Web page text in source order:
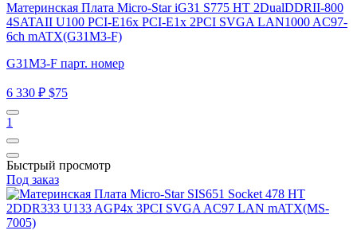
Материнская Плата Micro-Star iG31 S775 HT 2DualDDRII-800
4SATAII U100 PCI-E16x PCI-E1x 2PCI SVGA LAN1000 AC97-
6ch mATX(G31M3-F)
G31M3-F парт. номер
6 330 ₽ $75
1
Быстрый просмотр
Под заказ